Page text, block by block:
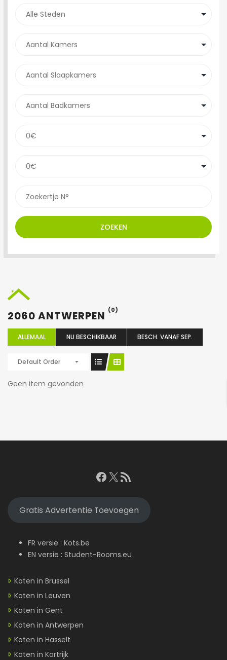
ZOEKEN
2060 ANTWERPEN (0)
ALLEMAAL NU BESCHIKBAAR BESCH. VANAF SEP.
Default Order
Geen item gevonden
Facebook
X RSS feed
Gratis Advertentie Toevoegen
FR versie : Kots.be
EN versie : Student-Rooms.eu
Koten in Brussel
Koten in Leuven
Koten in Gent
Koten in Antwerpen
Koten in Hasselt
Koten in Kortrijk